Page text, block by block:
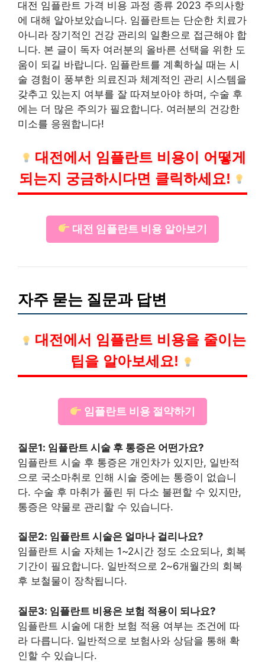
대전 임플란트 가격 비용 과정 종류 2023 주의사항
에 대해 알아보았습니다. 임플란트는 단순한 치료가
아니라 장기적인 건강 관리의 일환으로 접근해야 합
니다. 본 글이 독자 여러분의 올바른 선택을 위한 도
움이 되길 바랍니다. 임플란트를 계획하실 때는 시
술 경험이 풍부한 의료진과 체계적인 관리 시스템을
갖추고 있는지 여부를 잘 따져보아야 하며, 수술 후
에는 더 많은 주의가 필요합니다. 여러분의 건강한
미소를 응원합니다!
대전에서 임플란트 비용이 어떻게
되는지 궁금하시다면 클릭하세요!
대전 임플란트 비용 알아보기
자주 묻는 질문과 답변
대전에서 임플란트 비용을 줄이는
팁을 알아보세요!
임플란트 비용 절약하기
질문1: 임플란트 시술 후 통증은 어떤가요?
임플란트 시술 후 통증은 개인차가 있지만, 일반적
으로 국소마취로 인해 시술 중에는 통증이 없습니
다. 수술 후 마취가 풀린 뒤 다소 불편할 수 있지만,
통증은 약물로 관리할 수 있습니다.
질문2: 임플란트 시술은 얼마나 걸리나요?
임플란트 시술 자체는 1~2시간 정도 소요되나, 회복
기간이 필요합니다. 일반적으로 2~6개월간의 회복
후 보철물이 장착됩니다.
질문3: 임플란트 비용은 보험 적용이 되나요?
임플란트 시술에 대한 보험 적용 여부는 조건에 따
라 다릅니다. 일반적으로 보험사와 상담을 통해 확
인할 수 있습니다.